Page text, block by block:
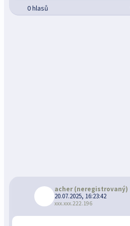
0 hlasů
acher(neregistrovaný)
20.07.2025, 16:23:42
xxx.xxx.222.196